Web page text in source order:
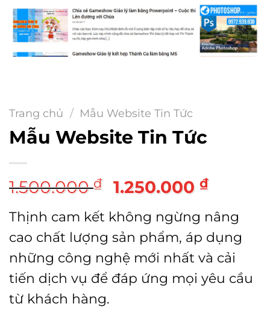
Trang chủ / Mẫu Website Tin Tức
Mẫu Website Tin Tức
1.500.000₫
Giá
gốc
là:
1.500.000 ₫.
1.250.000 ₫Giá
tại
là:
Thịnh cam kết không ngừng nâng
cao chất lượng sản phẩm, áp dụng
những công nghệ mới nhất và cải
tiến dịch vụ để đáp ứng mọi yêu cầu
từ khách hàng.